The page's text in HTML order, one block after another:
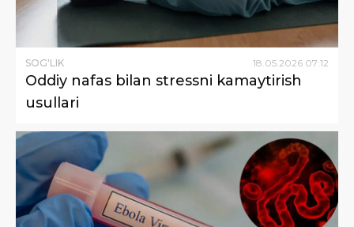
SOG'LIK 18 05 2026 07:12
Oddiy nafas bilan stressni kamaytirish
usullari